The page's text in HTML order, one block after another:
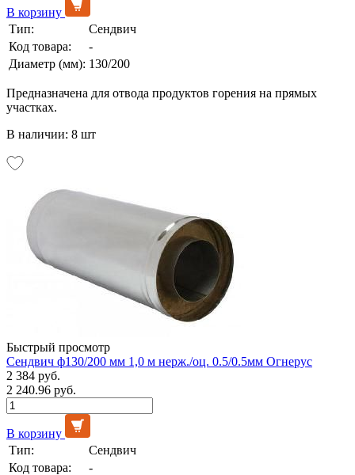
В корзину
Тип:
Сендвич
Код товара:
-
Диаметр (мм): 130/200
Предназначена для отвода продуктов горения на прямых
участках.
В наличии: 8 шт
Быстрый просмотр
Сендвич ф130/200 мм 1,0 м нерж./оц. 0.5/0.5мм Огнерус
2 384 руб.
2 240.96 руб.
В корзину
Тип:
Сендвич
Код товара:
-